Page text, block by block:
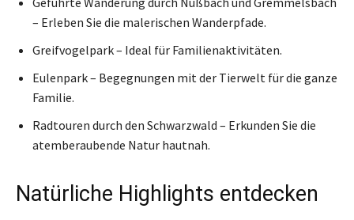
– Erleben Sie die malerischen Wanderpfade.
Greifvogelpark – Ideal für Familienaktivitäten.
Eulenpark – Begegnungen mit der Tierwelt für die ganze
Familie.
Radtouren durch den Schwarzwald – Erkunden Sie die
atemberaubende Natur hautnah.
Natürliche Highlights entdecken